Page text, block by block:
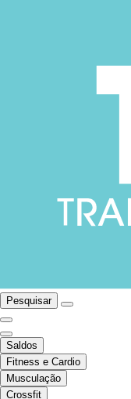
Pesquisar
Saldos
Fitness e Cardio
Musculação
Crossfit